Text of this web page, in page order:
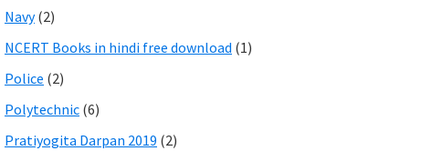
Navy(2)
NCERT Books in hindi free download (1)
Police (2)
Polytechnic (6)
Pratiyogita Darpan 2019 (2)